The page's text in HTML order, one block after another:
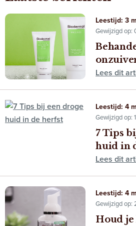
Leestijd: 3
Gewijzigd op:
Lees dit
Leestijd: 4
Gewijzigd op:
7 Tips
huid in
Lees dit
Leestijd: 4
Gewijzigd op:
Houd